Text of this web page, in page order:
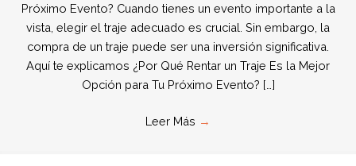
Próximo Evento? Cuando tienes un evento importante a la
vista, elegir el traje adecuado es crucial. Sin embargo, la
compra de un traje puede ser una inversión significativa.
Aquí te explicamos ¿Por Qué Rentar un Traje Es la Mejor
Opción para Tu Próximo Evento? […]
Leer Más →